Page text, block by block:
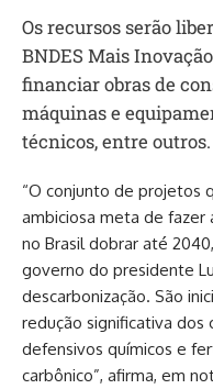
Os recursos serão
BNDES Mais
financiar obras de
máquinas e
técnicos, entre outros.
“O conjunto de projetos
ambiciosa meta de fazer
no Brasil dobrar até
governo do presidente
descarbonização. São
redução significativa dos
defensivos químicos e
carbônico”, afirma, em